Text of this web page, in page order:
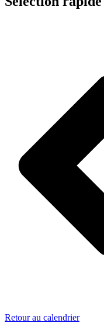
Retour au calendrier